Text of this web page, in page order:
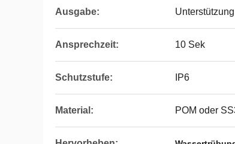
Ausgabe:
Ansprechzeit: 10 Sek
Schutzstufe: IP6
Material: POM oder